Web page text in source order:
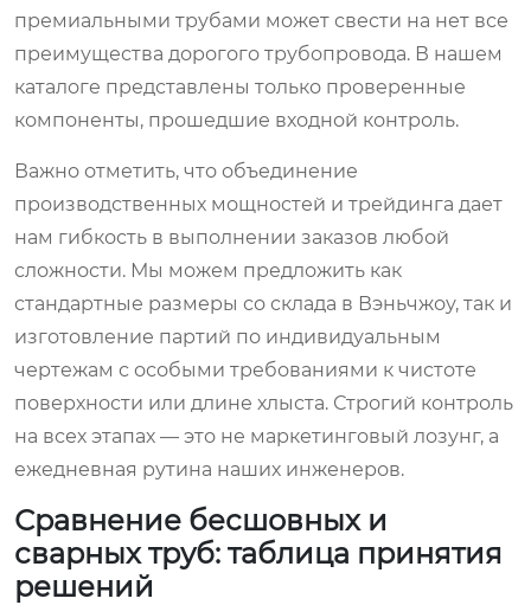
премиальными трубами может свести на нет все
преимущества дорогого трубопровода. В нашем
каталоге представлены только проверенные
компоненты, прошедшие входной контроль.
Важно отметить, что объединение
производственных мощностей и трейдинга дает
нам гибкость в выполнении заказов любой
сложности. Мы можем предложить как
стандартные размеры со склада в Вэньчжоу, так и
изготовление партий по индивидуальным
чертежам с особыми требованиями к чистоте
поверхности или длине хлыста. Строгий контроль
на всех этапах — это не маркетинговый лозунг, а
ежедневная рутина наших инженеров.
Сравнение бесшовных и
сварных труб: таблица принятия
решений